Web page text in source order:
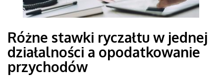
Różne stawki ryczałtu w jednej
działalności a opodatkowanie
przychodów